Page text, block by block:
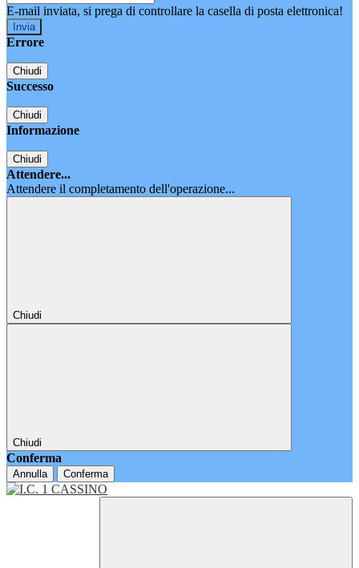
E-mail inviata, si prega di controllare la casella di posta elettronica!
Errore
Chiudi
Successo
Chiudi
Informazione
Chiudi
Attendere...
Attendere il completamento dell'operazione...
Chiudi
Chiudi
Conferma
Annulla Conferma